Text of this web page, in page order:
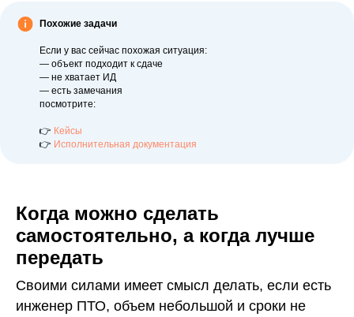
Похожие задачи
Если у вас сейчас похожая ситуация:
— объект подходит к сдаче
— не хватает ИД
— есть замечания
посмотрите:
👉 Кейсы
👉 Исполнительная документация
Когда можно сделать
самостоятельно, а когда лучше
передать
Своими силами имеет смысл делать, если есть
инженер ПТО, объем небольшой и сроки не